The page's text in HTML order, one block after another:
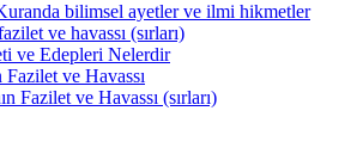
bilimsel ayetler ve ilmi hikmetler
ve havassı (sırları)
ve Edepleri Nelerdir
ve Havassı
Fazilet ve Havassı (sırları)